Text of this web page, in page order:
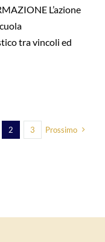
L’azione
tra vincoli ed
2 3 Prossimo